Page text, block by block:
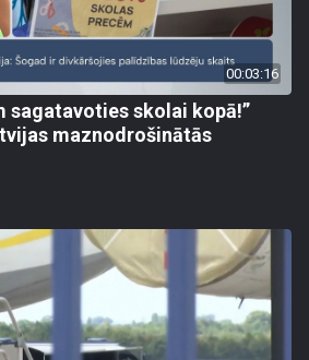
00:03:16
sagatavoties skolai kopā!”
maznodrošinātās